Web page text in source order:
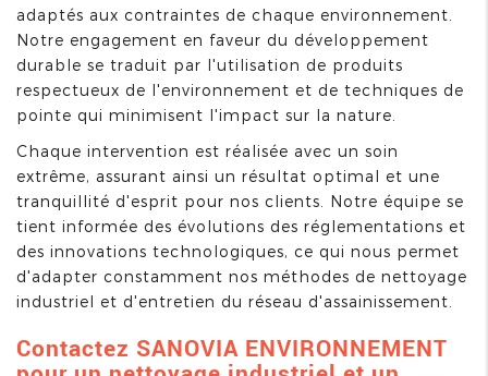
adaptés aux contraintes de chaque environnement.
Notre engagement en faveur du développement
durable se traduit par l'utilisation de produits
respectueux de l'environnement et de techniques de
pointe qui minimisent l'impact sur la nature.
Chaque intervention est réalisée avec un soin
extrême, assurant ainsi un résultat optimal et une
tranquillité d'esprit pour nos clients. Notre équipe se
tient informée des évolutions des réglementations et
des innovations technologiques, ce qui nous permet
d'adapter constamment nos méthodes de nettoyage
industriel et d'entretien du réseau d'assainissement.
Contactez SANOVIA ENVIRONNEMENT